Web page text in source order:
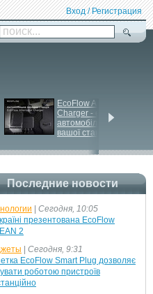
Вход / Регистрация
поиск...
EcoFlow Alternator
Charger - ефективна
автомобільна зарядка
вашої станції
Последние новости
Сегодня, 10:05
презентована EcoFlow
2
Сегодня, 9:31
EcoFlow Smart Plug дозволяє
роботою пристроїв